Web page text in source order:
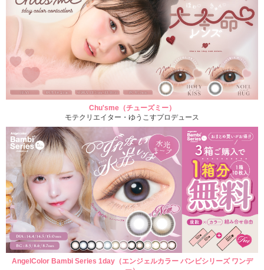
Chu'sme（チューズミー）
モテクリエイター・ゆうこすプロデュース
AngelColor Bambi Series 1day（エンジェルカラー バンビシリーズ ワンデ